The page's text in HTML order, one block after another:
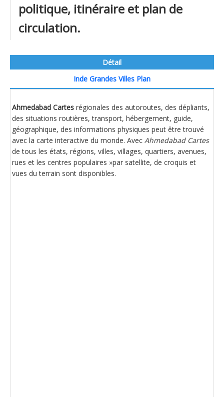
politique, itinéraire et plan de
circulation.
Détail
Inde Grandes Villes Plan
Ahmedabad Cartes régionales des autoroutes, des dépliants,
des situations routières, transport, hébergement, guide,
géographique, des informations physiques peut être trouvé
avec la carte interactive du monde. Avec Ahmedabad Cartes
de tous les états, régions, villes, villages, quartiers, avenues,
rues et les centres populaires »par satellite, de croquis et
vues du terrain sont disponibles.